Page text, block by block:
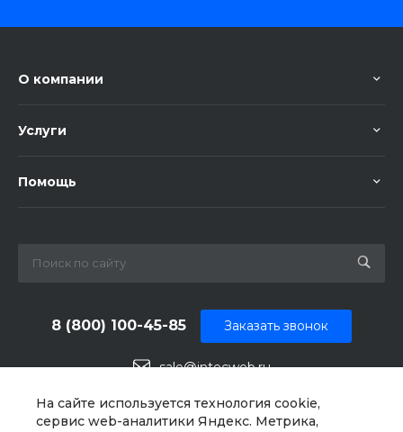
На сайте используется технология cookie,
сервис web-аналитики Яндекс. Метрика,
О компании
Услуги
Помощь
8 (800) 100-45-85
sale@intecweb.ru
Заказать звонок
г. Москва, ул. Люсиновская, д. 39